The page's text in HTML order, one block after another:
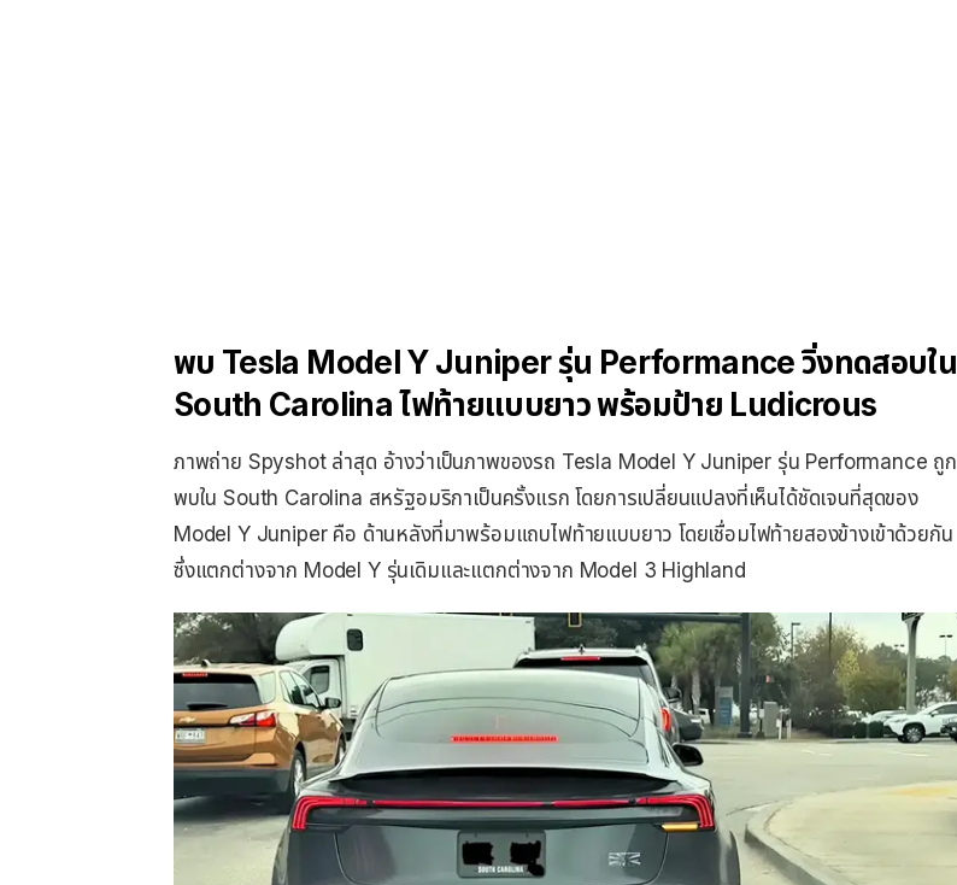
พบ Tesla Model Y Juniper รุ่น Performance วิ่งทดสอบใน
South Carolina ไฟท้ายแบบยาว พร้อมป้าย Ludicrous
ภาพถ่าย Spyshot ล่าสุด อ้างว่าเป็นภาพของรถ Tesla Model Y Juniper รุ่น Performance ถูก
พบใน South Carolina สหรัฐอมริกาเป็นครั้งแรก โดยการเปลี่ยนแปลงที่เห็นได้ชัดเจนที่สุดของ
Model Y Juniper คือ ด้านหลังที่มาพร้อมแถบไฟท้ายแบบยาว โดยเชื่อมไฟท้ายสองข้างเข้าด้วยกัน
ซึ่งแตกต่างจาก Model Y รุ่นเดิมและแตกต่างจาก Model 3 Highland